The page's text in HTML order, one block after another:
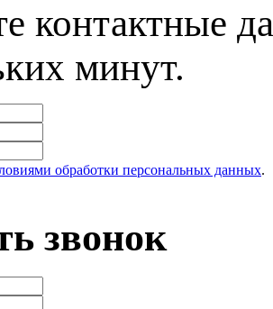
контактные
минут.
обработки персональных данных.
звонок